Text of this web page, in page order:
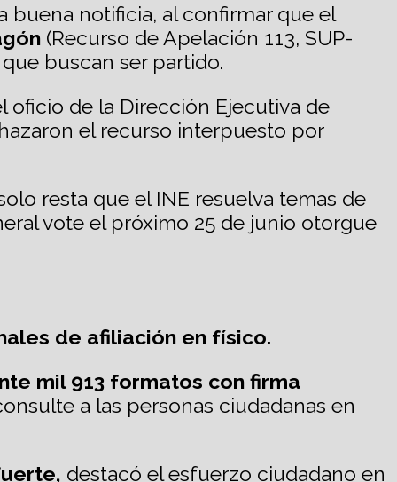
buena notificia, al confirmar que el
(Recurso de Apelación 113, SUP-
buscan ser partido.
oficio de la Dirección Ejecutiva de
el recurso interpuesto por
resta que el INE resuelva temas de
vote el próximo 25 de junio otorgue
de afiliación en físico.
mil 913 formatos con firma
a las personas ciudadanas en
destacó el esfuerzo ciudadano en